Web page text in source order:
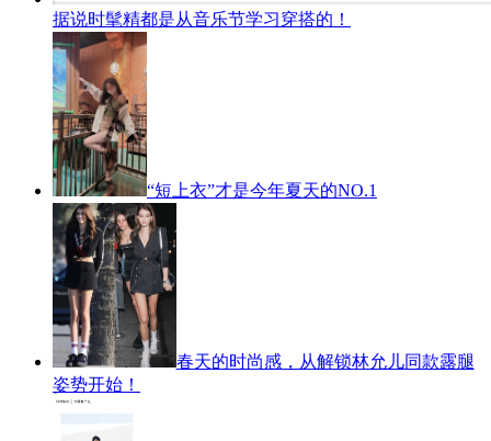
据说时髦精都是从音乐节学习穿搭的！
“短上衣”才是今年夏天的NO.1
春天的时尚感，从解锁林允儿同款露腿
姿势开始！